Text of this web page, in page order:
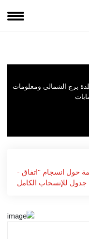
برج الشمالي ومعلومات
حول انسجام "اتفاق -
جدول للإنسحاب الكامل